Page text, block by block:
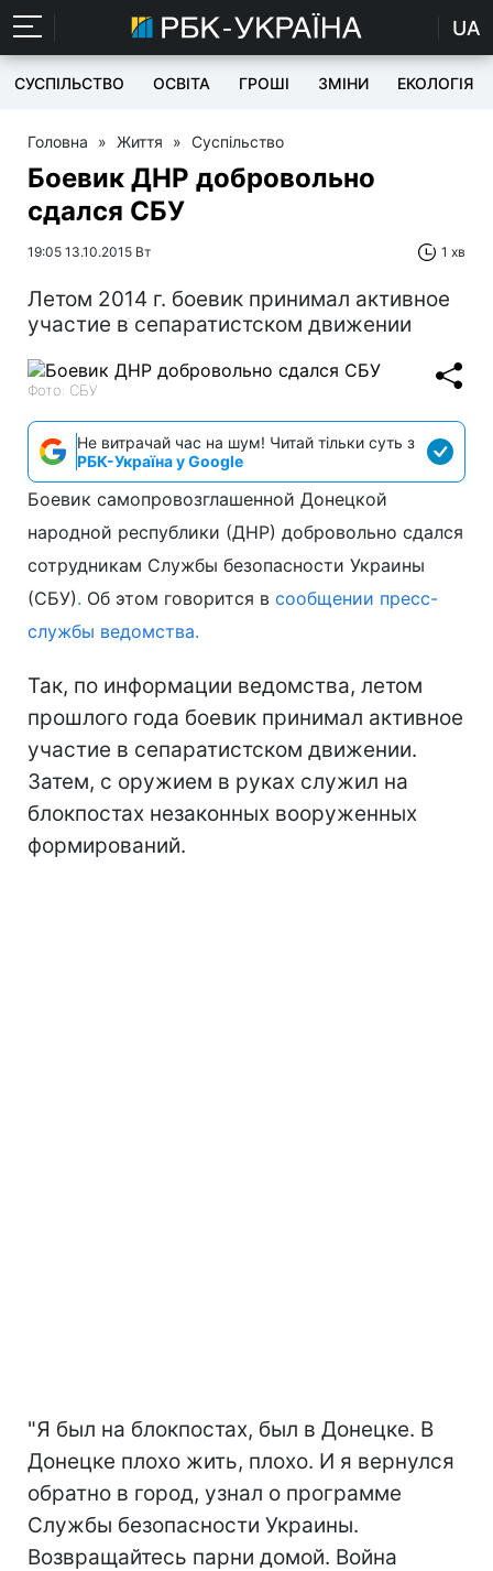
UA
СУСПІЛЬСТВО ОСВІТА ГРОШІ ЗМІНИ ЕКОЛОГІЯ
Головна » Життя » Суспільство
Боевик ДНР добровольно
сдался СБУ
19:05 13.10.2015 Вт 1 хв
Летом 2014 г. боевик принимал активное
участие в сепаратистском движении
Фото: СБУ
Не витрачай час на шум! Читай тільки суть з
РБК-Україна у Google
Боевик самопровозглашенной Донецкой
народной республики (ДНР) добровольно сдался
сотрудникам Службы безопасности Украины
(СБУ). Об этом говорится в сообщении пресс-
службы ведомства.
Так, по информации ведомства, летом
прошлого года боевик принимал активное
участие в сепаратистском движении.
Затем, с оружием в руках служил на
блокпостах незаконных вооруженных
формирований.
"Я был на блокпостах, был в Донецке. В
Донецке плохо жить, плохо. И я вернулся
обратно в город, узнал о программе
Службы безопасности Украины.
Возвращайтесь парни домой. Война